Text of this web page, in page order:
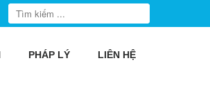
PHÁP LÝ LIÊN HỆ